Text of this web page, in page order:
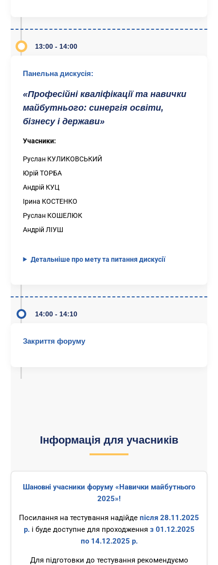
13:00 - 14:00
Панельна дискусія:
«Професійні кваліфікації та навички
майбутнього: синергія освіти,
бізнесу і держави»
Учасники:
Руслан КУЛИКОВСЬКИЙ
Юрій ТОРБА
Андрій КУЦ
Ірина КОСТЕНКО
Руслан КОШЕЛЮК
Андрій ЛІУШ
Детальніше про мету та питання дискусії
14:00 - 14:10
Закриття форуму
Інформація для учасників
Шановні учасники форуму «Навички майбутнього
2025»!
Посилання на тестування надійде після 28.11.2025
р.і буде доступне для проходження з 01.12.2025
по 14.12.2025 р.
Для підготовки до тестування рекомендуємо